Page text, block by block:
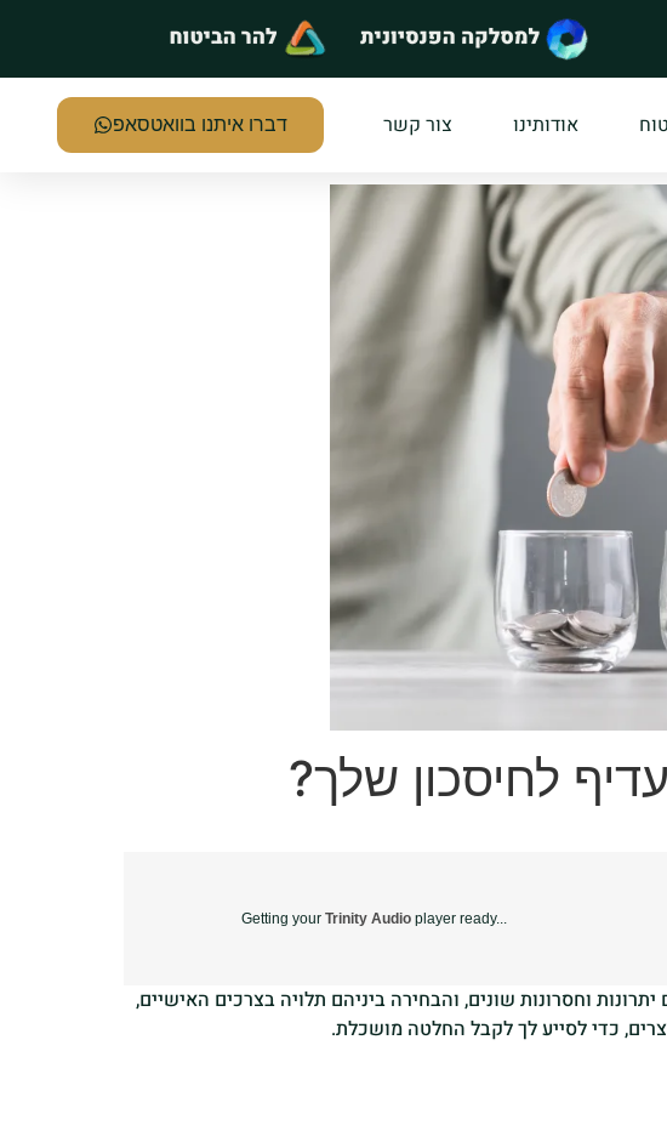
אודותינו צור קשר דברו איתנו בוואטסאפ
לחיסכון שלך?
Getting your Trinity Audio player ready...
וחסרונות שונים, והבחירה ביניהם תלויה בצרכים האישיים,
כדי לסייע לך לקבל החלטה מושכלת.